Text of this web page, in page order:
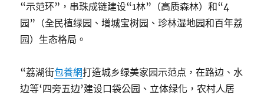
“示范环”，串珠成链建设“1林”（高质森林）和“4
园”（全民植绿园、增城宝树园、珍林湿地园和百年荔
园）生态格局。
“荔湖街包養網打造城乡绿美家园示范点，在路边、水
边等‘四旁五边’建设口袋公园、立体绿化，农村人居